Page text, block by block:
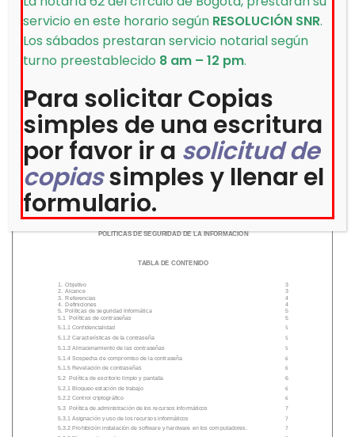
digital
y
de
de
información
servicio en este horario según RESOLUCIÓN SNR.
Los sábados prestaran servicio notarial según
turno preestablecido 8 am – 12 pm.
Para solicitar Copias
simples de una escritura
por favor ir a solicitud de
copiassimples y llenar el
formulario.